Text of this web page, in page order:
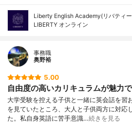
Liberty English Academy(リバティ
LIBERTY オンライン
事務職
奥野裕
5.00
自由度の高いカリキュラムが魅力
大学受験を控える子供と一緒に英会話を習
を見ていたところ、大人と子供両方に対応
た。私自身英語に苦手意識…続きを見る